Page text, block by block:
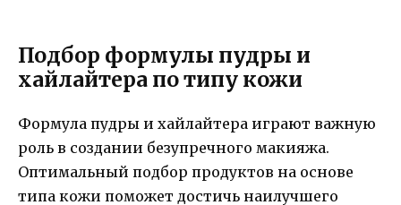
Подбор формулы пудры и
хайлайтера по типу кожи
Формула пудры и хайлайтера играют важную
роль в создании безупречного макияжа.
Оптимальный подбор продуктов на основе
типа кожи поможет достичь наилучшего